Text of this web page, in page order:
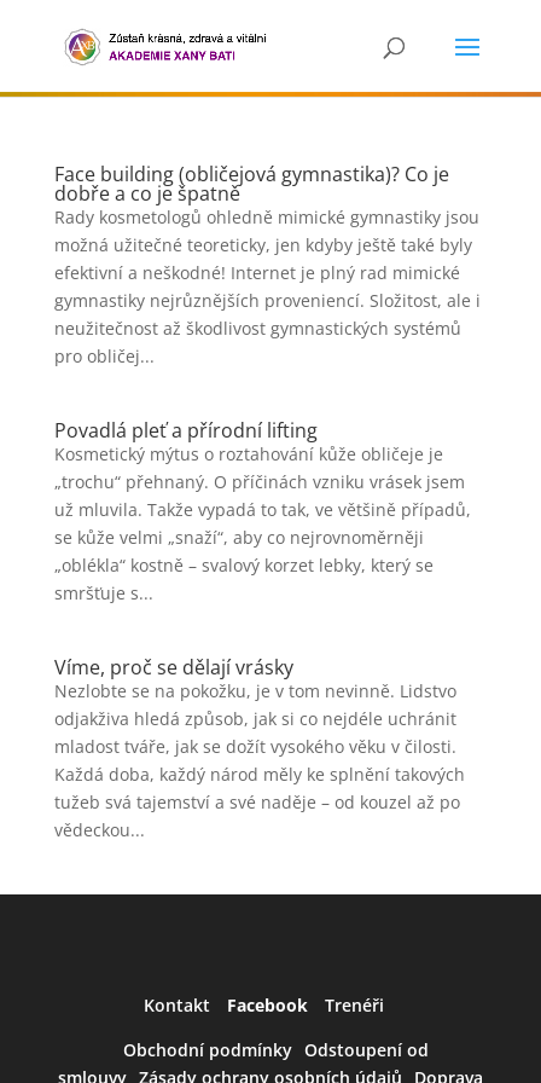
Face building (obličejová gymnastika)? Co je
dobře a co je špatně
Rady kosmetologů ohledně mimické gymnastiky jsou
možná užitečné teoreticky, jen kdyby ještě také byly
efektivní a neškodné! Internet je plný rad mimické
gymnastiky nejrůznějších proveniencí. Složitost, ale i
neužitečnost až škodlivost gymnastických systémů
pro obličej...
Povadlá pleť a přírodní lifting
Kosmetický mýtus o roztahování kůže obličeje je
„trochu“ přehnaný. O příčinách vzniku vrásek jsem
už mluvila. Takže vypadá to tak, ve většině případů,
se kůže velmi „snaží“, aby co nejrovnoměrněji
„oblékla“ kostně – svalový korzet lebky, který se
smršťuje s...
Víme, proč se dělají vrásky
Nezlobte se na pokožku, je v tom nevinně. Lidstvo
odjakživa hledá způsob, jak si co nejdéle uchránit
mladost tváře, jak se dožít vysokého věku v čilosti.
Každá doba, každý národ měly ke splnění takových
tužeb svá tajemství a své naděje – od kouzel až po
vědeckou...
Kontakt Facebook
Trenéři
Obchodní podmínky Odstoupení od
smlouvy Zásady ochrany osobních údajů Doprava